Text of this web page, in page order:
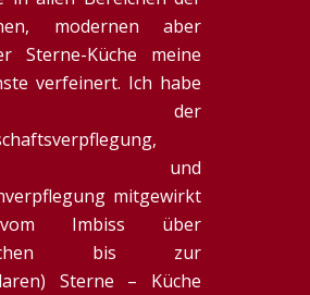
modernen aber
Sterne-Küche meine
verfeinert. Ich habe
der
und
mitgewirkt
Imbiss über
bis zur
Sterne – Küche